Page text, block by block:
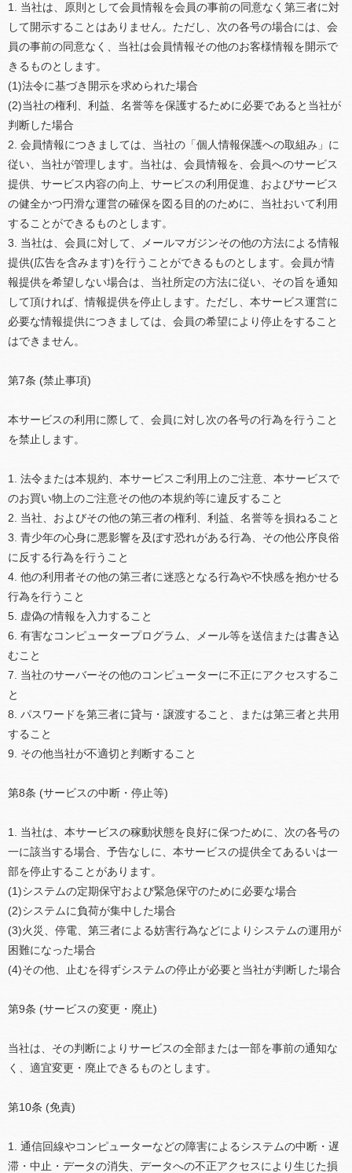
1. 当社は、原則として会員情報を会員の事前の同意なく第三者に対
して開示することはありません。ただし、次の各号の場合には、会
員の事前の同意なく、当社は会員情報その他のお客様情報を開示で
きるものとします。
(1)法令に基づき開示を求められた場合
(2)当社の権利、利益、名誉等を保護するために必要であると当社が
判断した場合
2. 会員情報につきましては、当社の「個人情報保護への取組み」に
従い、当社が管理します。当社は、会員情報を、会員へのサービス
提供、サービス内容の向上、サービスの利用促進、およびサービス
の健全かつ円滑な運営の確保を図る目的のために、当社おいて利用
することができるものとします。
3. 当社は、会員に対して、メールマガジンその他の方法による情報
提供(広告を含みます)を行うことができるものとします。会員が情
報提供を希望しない場合は、当社所定の方法に従い、その旨を通知
して頂ければ、情報提供を停止します。ただし、本サービス運営に
必要な情報提供につきましては、会員の希望により停止をすること
はできません。
第7条 (禁止事項)
本サービスの利用に際して、会員に対し次の各号の行為を行うこと
を禁止します。
1. 法令または本規約、本サービスご利用上のご注意、本サービスで
のお買い物上のご注意その他の本規約等に違反すること
2. 当社、およびその他の第三者の権利、利益、名誉等を損ねること
3. 青少年の心身に悪影響を及ぼす恐れがある行為、その他公序良俗
に反する行為を行うこと
4. 他の利用者その他の第三者に迷惑となる行為や不快感を抱かせる
行為を行うこと
5. 虚偽の情報を入力すること
6. 有害なコンピュータープログラム、メール等を送信または書き込
むこと
7. 当社のサーバーその他のコンピューターに不正にアクセスするこ
と
8. パスワードを第三者に貸与・譲渡すること、または第三者と共用
すること
9. その他当社が不適切と判断すること
第8条 (サービスの中断・停止等)
1. 当社は、本サービスの稼動状態を良好に保つために、次の各号の
一に該当する場合、予告なしに、本サービスの提供全てあるいは一
部を停止することがあります。
(1)システムの定期保守および緊急保守のために必要な場合
(2)システムに負荷が集中した場合
(3)火災、停電、第三者による妨害行為などによりシステムの運用が
困難になった場合
(4)その他、止むを得ずシステムの停止が必要と当社が判断した場合
第9条 (サービスの変更・廃止)
当社は、その判断によりサービスの全部または一部を事前の通知な
く、適宜変更・廃止できるものとします。
第10条 (免責)
1. 通信回線やコンピューターなどの障害によるシステムの中断・遅
滞・中止・データの消失、データへの不正アクセスにより生じた損